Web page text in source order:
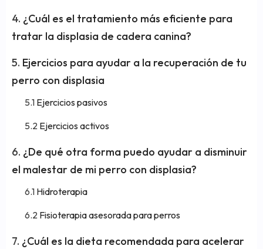
¿Cuál es el tratamiento más eficiente para
tratar la displasia de cadera canina?
Ejercicios para ayudar a la recuperación de tu
perro con displasia
Ejercicios pasivos
Ejercicios activos
¿De qué otra forma puedo ayudar a disminuir
el malestar de mi perro con displasia?
Hidroterapia
Fisioterapia asesorada para perros
¿Cuál es la dieta recomendada para acelerar